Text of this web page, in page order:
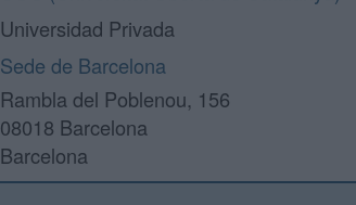
Universidad Privada
Sede de Barcelona
Rambla del Poblenou, 156
08018 Barcelona
Barcelona